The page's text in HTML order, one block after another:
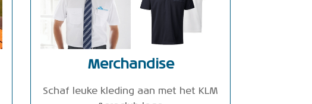
Merchandise
Schaf leuke kleding aan met het KLM